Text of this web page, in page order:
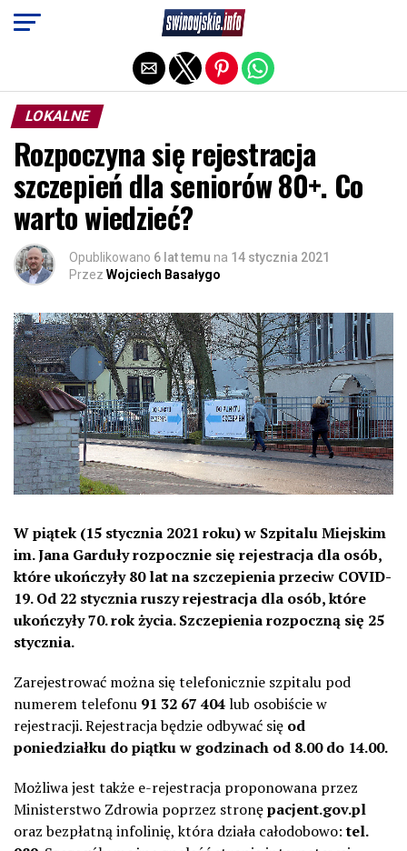
LOKALNE
Rozpoczyna się rejestracja
szczepień dla seniorów 80+. Co
warto wiedzieć?
Opublikowano 6 lat temu na 14 stycznia 2021
Przez Wojciech Basałygo
W piątek (15 stycznia 2021 roku) w Szpitalu Miejskim
im. Jana Garduły rozpocznie się rejestracja dla osób,
które ukończyły 80 lat na szczepienia przeciw COVID-
19. Od 22 stycznia ruszy rejestracja dla osób, które
ukończyły 70. rok życia. Szczepienia rozpoczną się 25
stycznia.
Zarejestrować można się telefonicznie szpitalu pod
numerem telefonu 91 32 67 404lub osobiście w
rejestracji. Rejestracja będzie odbywać się od
poniedziałku do piątku w godzinach od 8.00 do 14.00.
Możliwa jest także e-rejestracja proponowana przez
Ministerstwo Zdrowia poprzez stronępacjent.gov.pl
oraz bezpłatną infolinię, która działa całodobowo:tel.
Exit mobile version